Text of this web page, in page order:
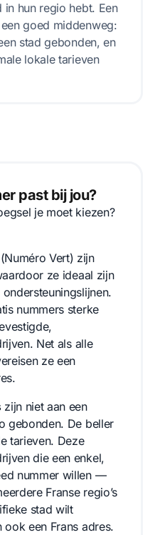
in hun regio hebt. Een
goed middenweg:
stad gebonden, en
lokale tarieven
past bij jou?
je moet kiezen?
(Numéro Vert) zijn
ze ideaal zijn
nummers sterke
Net als alle
ze een
zijn niet aan een
gebonden. De beller
tarieven. Deze
die een enkel,
nummer willen —
Franse regio’s
stad wilt
ook een Frans adres.